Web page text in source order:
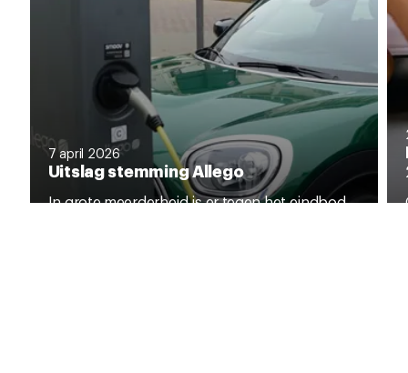
7 april 2026
Uitslag stemming Allego
In grote meerderheid is er tegen het eindbod